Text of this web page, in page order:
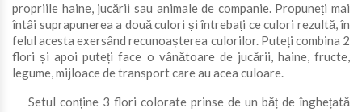
propriile haine, jucării sau animale de companie. Propuneți mai
întâi suprapunerea a două culori și întrebați ce culori rezultă, în
felul acesta exersând recunoașterea culorilor. Puteți combina 2
flori și apoi puteți face o vânătoare de jucării, haine, fructe,
legume, mijloace de transport care au acea culoare.
Setul conține 3 flori colorate prinse de un băț de înghețată